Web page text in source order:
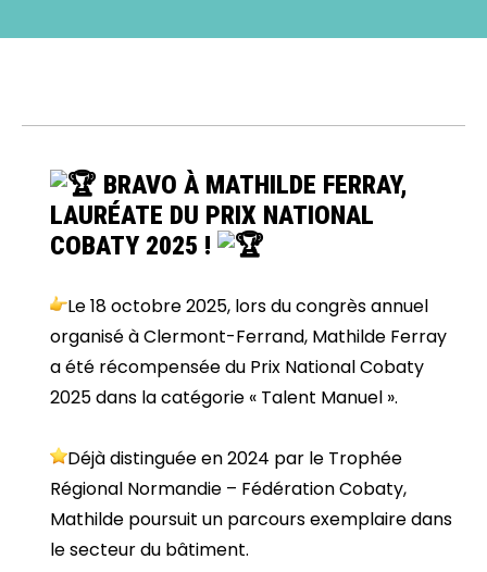
BRAVO À MATHILDE FERRAY,
LAURÉATE DU PRIX NATIONAL
COBATY 2025 !
Le 18 octobre 2025, lors du congrès annuel
organisé à Clermont-Ferrand, Mathilde Ferray
a été récompensée du Prix National Cobaty
2025 dans la catégorie « Talent Manuel ».
Déjà distinguée en 2024 par le Trophée
Régional Normandie – Fédération Cobaty,
Mathilde poursuit un parcours exemplaire dans
le secteur du bâtiment.